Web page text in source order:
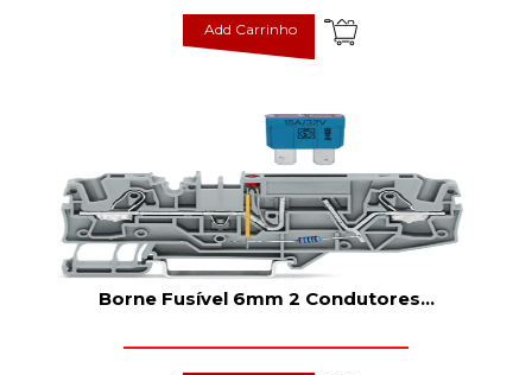
Add Carrinho
Borne Fusível 6mm 2 Condutores...